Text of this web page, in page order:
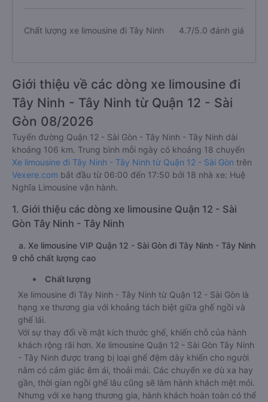
Chất lượng xe limousine đi Tây Ninh 4.7/5.0 đánh giá
Giới thiệu về các dòng xe limousine đi
Tây Ninh - Tây Ninh từ Quận 12 - Sài
Gòn 08/2026
Tuyến đường Quận 12 - Sài Gòn - Tây Ninh - Tây Ninh dài
khoảng 106 km. Trung bình mỗi ngày có khoảng 18 chuyến
Xe limousine đi Tây Ninh - Tây Ninh từ Quận 12 - Sài Gòn trên
Vexere.com bắt đầu từ 06:00 đến 17:50 bởi 18 nhà xe: Huệ
Nghĩa Limousine vận hành.
1. Giới thiệu các dòng xe limousine Quận 12 - Sài
Gòn Tây Ninh - Tây Ninh
a. Xe limousine VIP Quận 12 - Sài Gòn đi Tây Ninh - Tây Ninh
9 chỗ chất lượng cao
Chất lượng
Xe limousine đi Tây Ninh - Tây Ninh từ Quận 12 - Sài Gòn là
hạng xe thương gia với khoảng tách biệt giữa ghế ngồi và
ghế lái.
Với sự thay đổi về mặt kích thước ghế, khiến chỗ của hành
khách rộng rãi hơn. Xe limousine Quận 12 - Sài Gòn Tây Ninh
- Tây Ninh được trang bị loại ghế đệm dày khiến cho người
nằm có cảm giác êm ái, thoải mái. Các chuyến xe dù xa hay
gần, thời gian ngồi ghế lâu cũng sẽ làm hành khách mệt mỏi.
Nhưng với xe hạng thương gia, hành khách hoàn toàn có thể